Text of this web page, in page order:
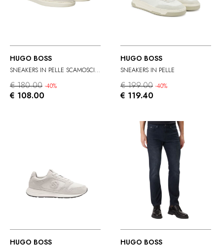
HUGO BOSS
SNEAKERS IN PELLE SCAMOSCIATA
€ 180.00 -40%
€ 108.00
HUGO BOSS
SNEAKERS IN PELLE
€ 199.00 -40%
€ 119.40
HUGO BOSS HUGO BOSS